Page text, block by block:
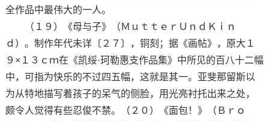
全作品中最伟大的一人。
（１９）《母与子》（ＭｕｔｔｅｒＵｎｄＫｉｎ
ｄ）。制作年代未详〔２７〕，铜刻；据《画帖》，原大１
９×１３ｃｍ在《凯绥·珂勒惠支作品集》中所见的百八十二幅
中，可指为快乐的不过四五幅，这就是其一。亚斐那留斯以
为从特地描写着孩子的呆气的侧脸，用光亮衬托出来之处，
颇令人觉得有些忍俊不禁。（２０）《面包！》（Ｂｒｏ